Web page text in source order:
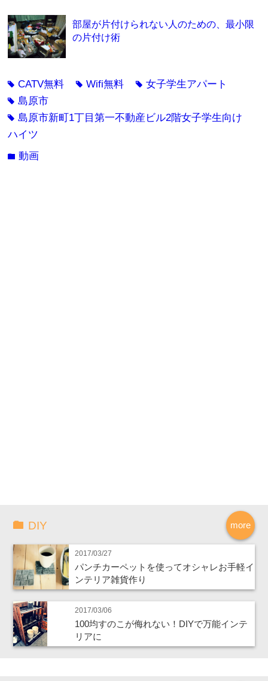
部屋が片付けられない人のための、最小限
の片付け術
tagCATV無料 tagWifi無料 tag女子学生アパート
tag島原市
tag島原市新町1丁目第一不動産ビル2階女子学生向け
ハイツ
folder動画
more
DIY
2017/03/27
パンチカーペットを使ってオシャレお手軽イ
ンテリア雑貨作り
2017/03/06
100均すのこが侮れない！DIYで万能インテ
リアに